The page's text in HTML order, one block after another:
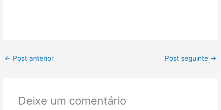
← Post anterior Post seguinte →
Deixe um comentário